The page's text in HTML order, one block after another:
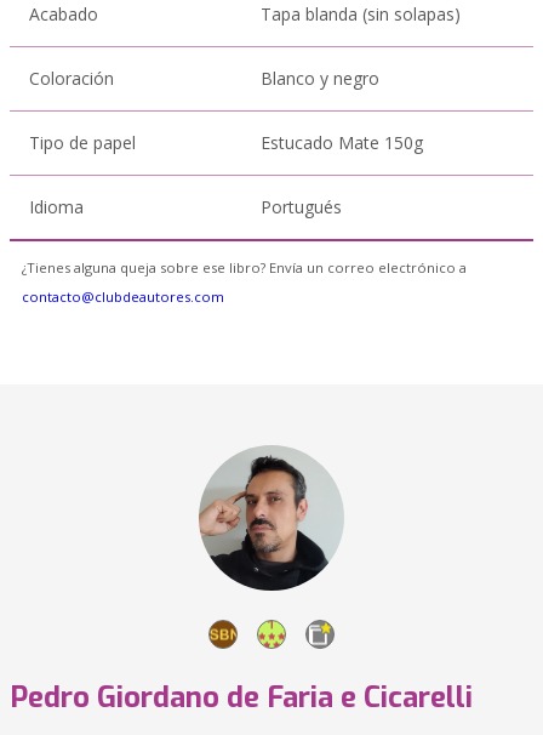
Acabado Tapa blanda (sin solapas)
Coloración Blanco y negro
Tipo de papel Estucado Mate 150g
Idioma Portugués
¿Tienes alguna queja sobre ese libro? Envía un correo electrónico a
contacto@clubdeautores.com
Pedro Giordano de Faria e Cicarelli